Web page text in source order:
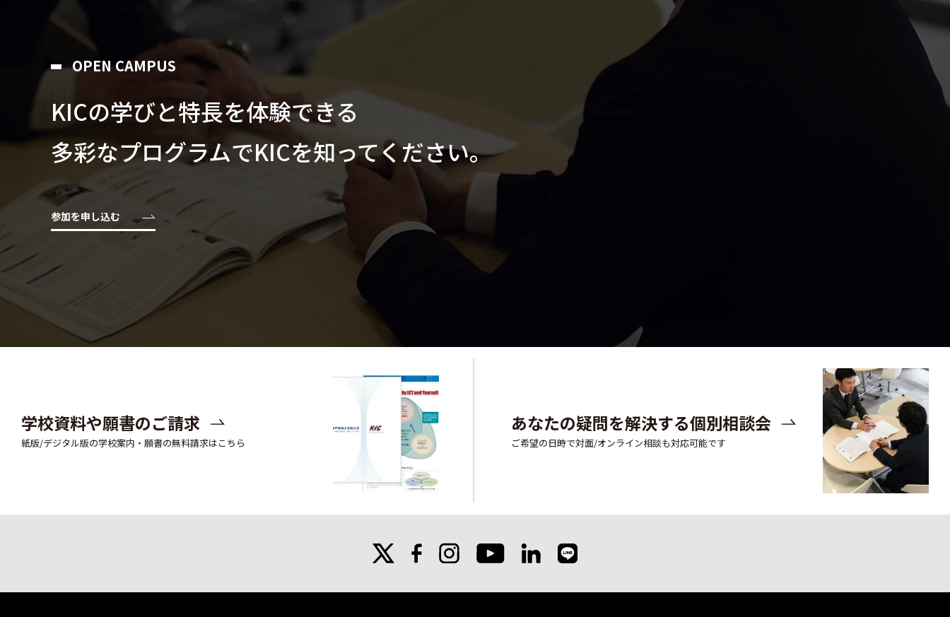
OPEN CAMPUS
KICの学びと特⻑を体験できる
多彩なプログラムでKICを知ってください。
参加を申し込む
学校資料や願書のご請求
紙版/デジタル版の学校案内・願書の無料請求はこちら
あなたの疑問を解決する個別相談会
ご希望の日時で対面/オンライン相談も対応可能です
facebook instagram
youtube
linkedin